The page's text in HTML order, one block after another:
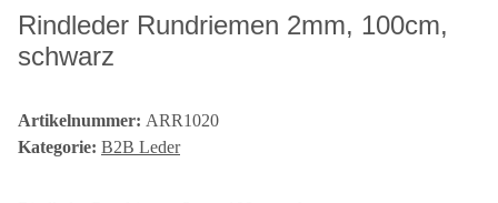
Rindleder Rundriemen 2mm, 100cm,
schwarz
Artikelnummer: ARR1020
Kategorie: B2B Leder